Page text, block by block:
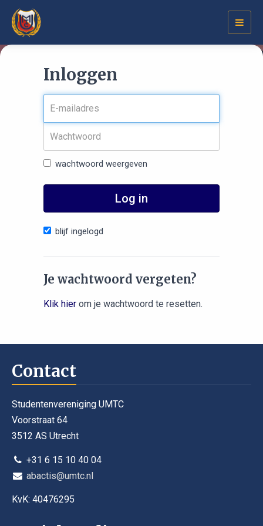
Inloggen
wachtwoord weergeven
Log in
blijf ingelogd
Je wachtwoord vergeten?
Klik hier om je wachtwoord te resetten.
Contact
Studentenvereniging UMTC
Voorstraat 64
3512 AS Utrecht
+31 6 15 10 40 04
abactis@umtc.nl
KvK: 40476295